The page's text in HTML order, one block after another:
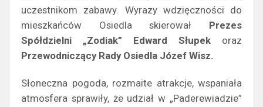
uczestnikom zabawy. Wyrazy wdzięczności do
mieszkańców Osiedla skierował Prezes
Spółdzielni „Zodiak” Edward Słupek oraz
Przewodniczący Rady Osiedla Józef Wisz.
Słoneczna pogoda, rozmaite atrakcje, wspaniała
atmosfera sprawiły, że udział w „Paderewiadzie”